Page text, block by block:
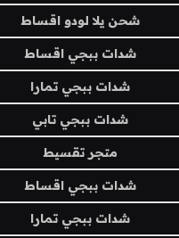
شحن يلا لودو اقساط
شدات ببجي اقساط
شدات ببجي تمارا
شدات ببجي تابي
متجر تقسيط
شدات ببجي اقساط
شدات ببجي تمارا